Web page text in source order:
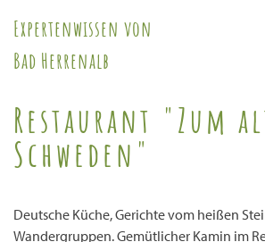
Expertenwissen von
Bad Herrenalb
Restaurant "Zum
Schweden"
Deutsche Küche, Gerichte vom heißen
Wandergruppen. Gemütlicher Kamin im